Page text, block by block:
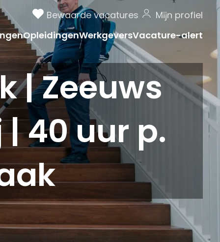
Bewaarde vacatures
Mijn profiel
OpleidingenWerkgeversVacature-alert
| Zeeuws
40 uur p.